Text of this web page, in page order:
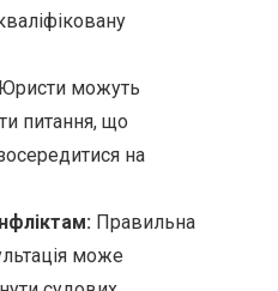
Юристи можуть
питання, що
на
Правильна
може